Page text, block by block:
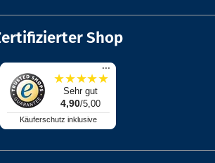
Shop
...
★★★★★
Sehr gut
4,90/5,00
Käuferschutz inklusive